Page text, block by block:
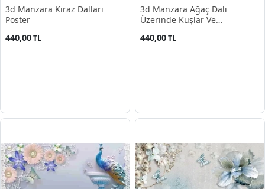
3d Manzara Kiraz Dalları
Poster
440,00TL
3d Manzara Ağaç Dalı
Üzerinde Kuşlar Ve
440,00TL